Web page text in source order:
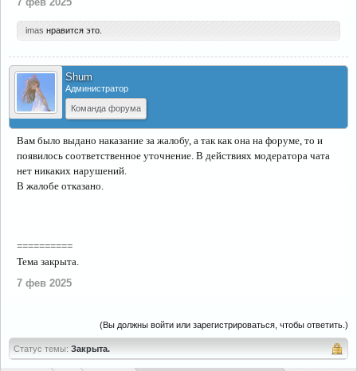
imas нравится это.
Shum
Администратор
Команда форума
Вам было выдано наказание за жалобу, а так как она на форуме, то и
появилось соответственное уточнение. В действиях модератора чата
нет никаких нарушений.
В жалобе отказано.
==========
Тема закрыта.
7 фев 2025
(Вы должны войти или зарегистрироваться, чтобы ответить.)
Статус темы: Закрыта.